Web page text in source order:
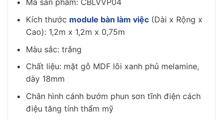
Mã sản phẩm: CBLVVP04
Kích thước module bàn làm việc(Dài x Rộng x
Cao): 1,2m x 1,2m x 0,75m
Màu sắc: trắng
Chất liệu: mặt gỗ MDF lõi xanh phủ melamine,
dày 18mm
Chân hình cánh bướm phun sơn tĩnh điện cách
điệu tăng tính thẩm mỹ